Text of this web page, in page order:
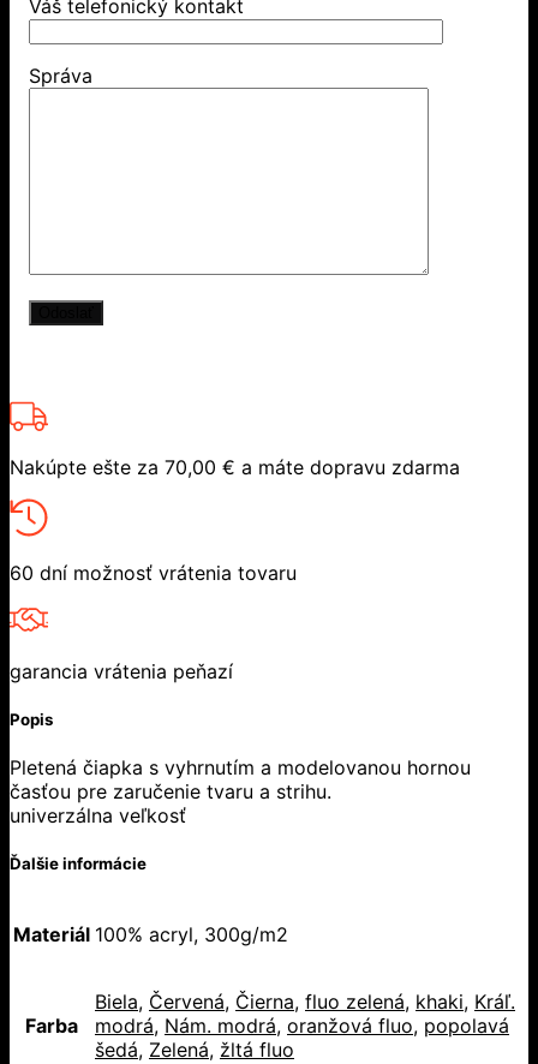
Váš telefonický kontakt
Správa
Nakúpte ešte za 70,00 € a máte dopravu zdarma
60 dní možnosť vrátenia tovaru
garancia vrátenia peňazí
Popis
Pletená čiapka s vyhrnutím a modelovanou hornou
časťou pre zaručenie tvaru a strihu.
univerzálna veľkosť
Ďalšie informácie
Materiál 100% acryl, 300g/m2
Farba
Biela, Červená, Čierna, fluo zelená, khaki, Kráľ.
modrá, Nám. modrá, oranžová fluo, popolavá
šedá, Zelená, žltá fluo